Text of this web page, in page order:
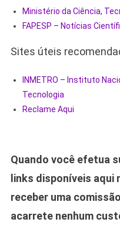
Ministério da Ciência,
FAPESP – Notícias
Sites úteis
INMETRO – Instituto
Tecnologia
Reclame Aqui
Quando você efetua
links disponíveis aqui
receber uma
acarrete nenhum